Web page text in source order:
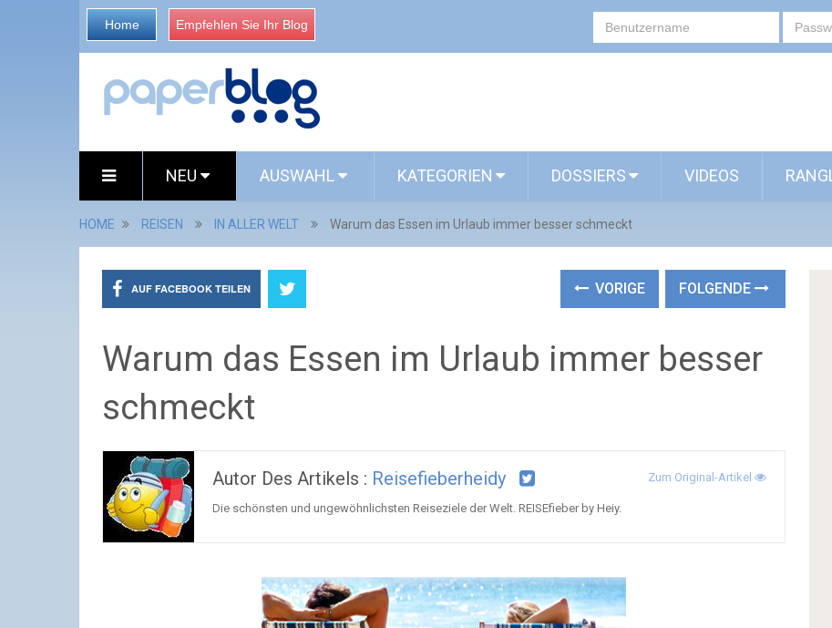
Home Empfehlen Sie Ihr Blog
NEU AUSWAHL KATEGORIEN DOSSIERS VIDEOS
HOME REISEN IN ALLER WELT Warum das Essen im Urlaub immer besser schmeckt
AUF FACEBOOK TEILEN VORIGE FOLGENDE
Warum das Essen im Urlaub immer besser
schmeckt
Autor Des Artikels : Reisefieberheidy Zum Original-Artikel
Die schönsten und ungewöhnlichsten Reiseziele der Welt. REISEfieber by Heiy.